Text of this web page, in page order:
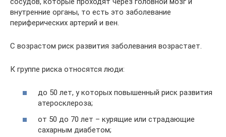
внутренние органы, то есть это заболевание
периферических артерий и вен.
С возрастом риск развития заболевания возрастает.
К группе риска относятся люди:
до 50 лет, у которых повышенный риск развития
атеросклероза;
от 50 до 70 лет – курящие или страдающие
сахарным диабетом;